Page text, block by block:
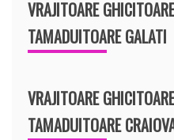
VRAJITOARE
TAMADUITOARE GALATI
VRAJITOARE
TAMADUITOARE